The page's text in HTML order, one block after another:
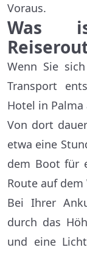
Voraus.
Was
Wenn Sie
Transport
Hotel in
Von dort
etwa eine
dem Boot für
Route auf dem
Bei Ihrer
durch das
und eine